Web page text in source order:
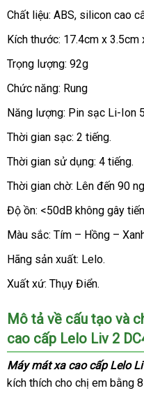
2
DC42B
có
màu
sắc
địa
chỉ
các
bạn
dàng
chọn
hơn.
Chất liệu: ABSđổi
trả
, silicon cao
Kích thước: 17.4cm x 3.5cm
Trọng lượng: 92g
Chức năng: Rung
Năng lượng: Pin sạc Li-Ion
Thời gian sạc: 2 tiếng.
Thời gian sử dụng: 4 tiếng.
Thời gian chờ: Lên đến 90
Độ ồn: <50dB không gây
Màu sắc: Tím – Hồng –
Hãng sản xuất: Lelo.
Xuất xứ: Thụy Điển.
Mô tả về cấu tạo
hiệu
và
cao cấp Lelo Liv 2
Máy mát xa cao cấp Lelo
kích thích cho chị em bằng